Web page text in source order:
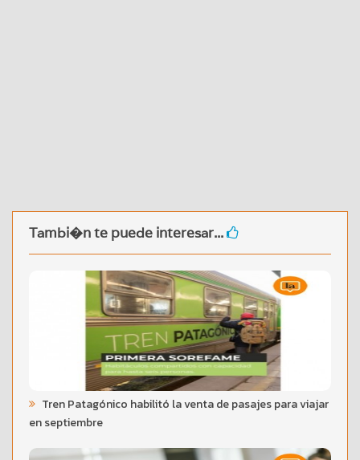
Tambi�n te puede interesar...
Tren Patagónico habilitó la venta de pasajes para viajar
en septiembre